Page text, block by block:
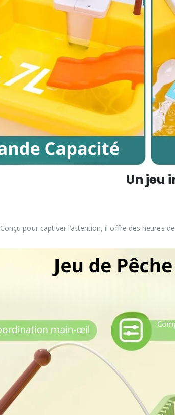
Un jeu
Conçu pour captiver l’attention, il offre des heures